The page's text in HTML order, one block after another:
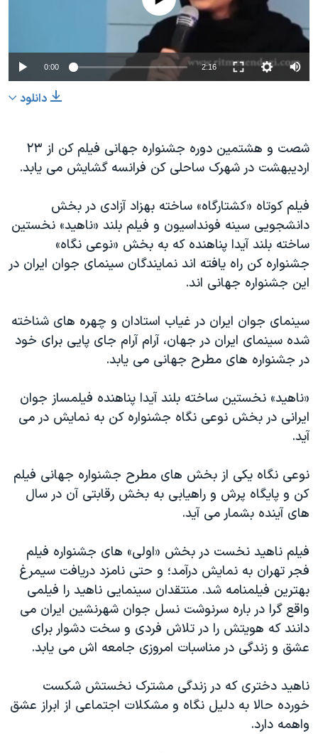
فرهنگ و زندگی
اقتصادی
گالری عکس
آرشیو پخش زنده
مستندها
انتخابات ریاست جمهوری آمریکا ۲۰۲۴
حمله جمهوری اسلامی به اسرائیل
اعتراضات زن، زندگی، آزادی
مجموعه مستندهای دادخواهی
دادگاه حمید نوری
چهل سال گروگان‌گیری
قانون شفافیت دارائی کادر رهبری ایران
اسرائیل در جنگ
نرگس محمدی برنده جایزه نوبل صلح
همایش محافظه‌کاران آمریکا «سی‌پک»
صفحه‌های ویژه
سفر پرزیدنت ترامپ به چین
دنبال کنید
0:00 2:16
دانلود
شصت و هشتمین دوره جشنواره جهانی فیلم کن از ۲۳
اردیبهشت در شهرک ساحلی کن فرانسه گشایش می یابد.
فیلم کوتاه «کشتارگاه» ساخته بهزاد آزادی در بخش
دانشجویی سینه فونداسیون و فیلم بلند «ناهید» نخستین
ساخته بلند آیدا پناهنده که به بخش «نوعی نگاه»
جشنواره کن راه یافته اند نمایندگان سینمای جوان ایران در
این جشنواره جهانی اند.
سینمای جوان ایران در غیاب استادان و چهره های شناخته
شده سینمای ایران در جهان، آرام آرام جای پایی برای خود
در جشنواره های مطرح جهانی می یابد.
«ناهید» نخستین ساخته بلند آیدا پناهنده فیلمساز جوان
ایرانی در بخش نوعی نگاه جشنواره کن به نمایش در می
آید.
نوعی نگاه یکی از بخش های مطرح جشنواره جهانی فیلم
کن و پایگاه پرش و راهیابی به بخش رقابتی آن در سال
های آینده بشمار می آید.
فیلم ناهید نخست در بخش «اولی» های جشنواره فیلم
فجر تهران به نمایش درآمد؛ و حتی نامزد دریافت سیمرغ
بهترین فیلمنامه شد. منتقدان سینمایی ناهید را فیلمی
واقع گرا در باره سرنوشت نسل جوان شهرنشین ایران می
دانند که هویتش را در تلاش فردی و سخت دشوار برای
عشق و زندگی در مناسبات امروزی جامعه اش می یابد.
ناهید دختری که در زندگی مشترک نخستش شکست
خورده حالا به دلیل نگاه و مشکلات اجتماعی از ابراز عشق
واهمه دارد.